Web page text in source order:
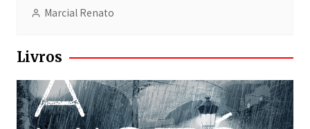
Marcial Renato
Livros